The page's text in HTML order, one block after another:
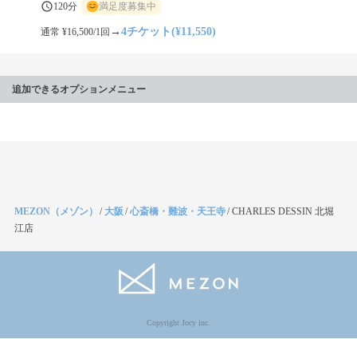
120分 満足度募集中
通常 ¥16,500/1回 →4チケット(¥11,550)
追加できるオプションメニュー
MEZON（メゾン） /大阪 /心斎橋・難波・天王寺/CHARLES DESSIN 北堀
江店
Copyright Jocy inc.